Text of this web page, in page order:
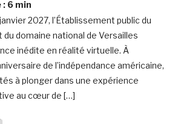
: 6 min
2027, l’Établissement public du
domaine national de Versailles
inédite en réalité virtuelle. À
de l’indépendance américaine,
à plonger dans une expérience
au cœur de […]